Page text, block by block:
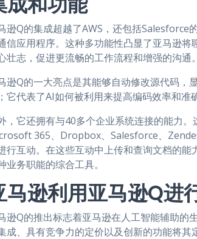
逊Q的集成超越了AWS，还包括Salesforce
信应用程序。这种多功能性凸显了亚马逊
壮志，促进更流畅的工作流程和增强的沟通。
逊Q的一大亮点是其能够自动修改源代码，
它代表了AI如何被利用来提高编码效率和准
，它还拥有与40多个企业系统连接的能力
365、Dropbox、Salesforce、
行互动。在这些互动中上传和查询文档的
业务职能的综合工具。
马逊利用亚马逊Q进
逊Q的推出标志着亚马逊在人工智能辅助的
成、具有竞争力的定价以及创新的功能将